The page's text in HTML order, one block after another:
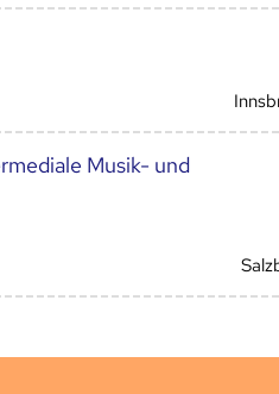
Musik- und